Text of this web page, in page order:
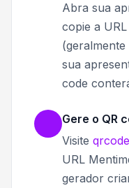
Abra sua
copie a
sua
code
Gere o QR
Visite
URL
gerador